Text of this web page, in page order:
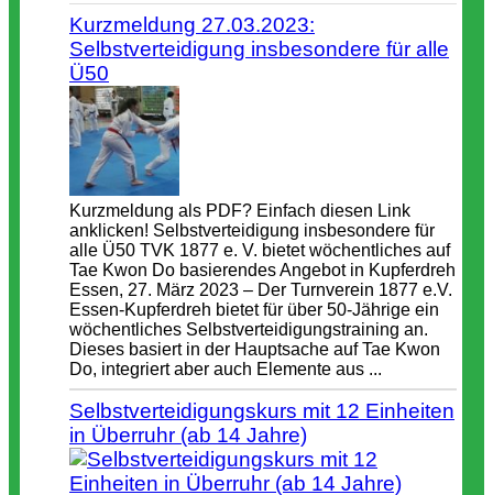
Kurzmeldung 27.03.2023:
Selbstverteidigung insbesondere für alle
Ü50
Kurzmeldung als PDF? Einfach diesen Link
anklicken! Selbstverteidigung insbesondere für
alle Ü50 TVK 1877 e. V. bietet wöchentliches auf
Tae Kwon Do basierendes Angebot in Kupferdreh
Essen, 27. März 2023 – Der Turnverein 1877 e.V.
Essen-Kupferdreh bietet für über 50-Jährige ein
wöchentliches Selbstverteidigungstraining an.
Dieses basiert in der Hauptsache auf Tae Kwon
Do, integriert aber auch Elemente aus ...
Selbstverteidigungskurs mit 12 Einheiten
in Überruhr (ab 14 Jahre)